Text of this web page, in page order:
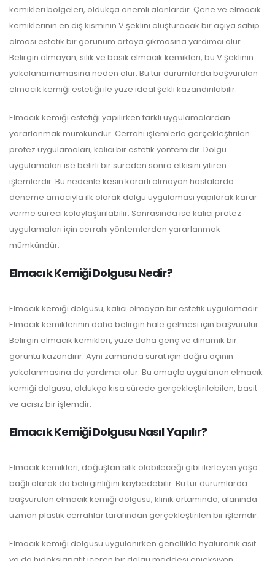
kemikleri bölgeleri, oldukça önemli alanlardır. Çene ve elmacık
kemiklerinin en dış kısmının V şeklini oluşturacak bir açıya sahip
olması estetik bir görünüm ortaya çıkmasına yardımcı olur.
Belirgin olmayan, silik ve basık elmacık kemikleri, bu V şeklinin
yakalanamamasına neden olur. Bu tür durumlarda başvurulan
elmacık kemiği estetiği ile yüze ideal şekli kazandırılabilir.
Elmacık kemiği estetiği yapılırken farklı uygulamalardan
yararlanmak mümkündür. Cerrahi işlemlerle gerçekleştirilen
protez uygulamaları, kalıcı bir estetik yöntemidir. Dolgu
uygulamaları ise belirli bir süreden sonra etkisini yitiren
işlemlerdir. Bu nedenle kesin kararlı olmayan hastalarda
deneme amacıyla ilk olarak dolgu uygulaması yapılarak karar
verme süreci kolaylaştırılabilir. Sonrasında ise kalıcı protez
uygulamaları için cerrahi yöntemlerden yararlanmak
mümkündür.
Elmacık Kemiği Dolgusu Nedir?
Elmacık kemiği dolgusu, kalıcı olmayan bir estetik uygulamadır.
Elmacık kemiklerinin daha belirgin hale gelmesi için başvurulur.
Belirgin elmacık kemikleri, yüze daha genç ve dinamik bir
görüntü kazandırır. Aynı zamanda surat için doğru açının
yakalanmasına da yardımcı olur. Bu amaçla uygulanan elmacık
kemiği dolgusu, oldukça kısa sürede gerçekleştirilebilen, basit
ve acısız bir işlemdir.
Elmacık Kemiği Dolgusu Nasıl Yapılır?
Elmacık kemikleri, doğuştan silik olabileceği gibi ilerleyen yaşa
bağlı olarak da belirginliğini kaybedebilir. Bu tür durumlarda
başvurulan elmacık kemiği dolgusu; klinik ortamında, alanında
uzman plastik cerrahlar tarafından gerçekleştirilen bir işlemdir.
Elmacık kemiği dolgusu uygulanırken genellikle hyaluronik asit